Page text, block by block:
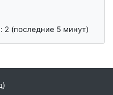
2 (последние 5 минут)
)